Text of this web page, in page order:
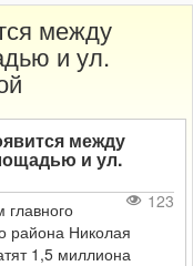
между
и ул.
между
и ул.
123
главного
района Николая
1,5 миллиона